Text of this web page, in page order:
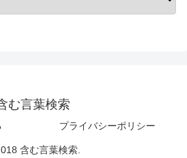
む言葉検索
プライバシーポリシー
含む言葉検索.